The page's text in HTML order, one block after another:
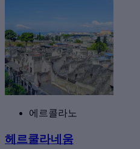
에르콜라노
헤르쿨라네움